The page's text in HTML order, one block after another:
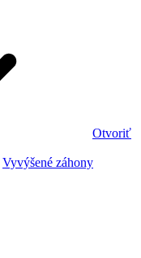
Otvoriť
Vyvýšené záhony